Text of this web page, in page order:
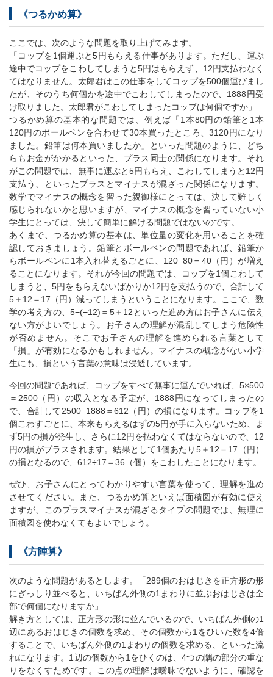
《つるかめ算》
ここでは、次のような問題を取り上げてみます。
「コップを1個運ぶと5円もらえる仕事があります。ただし、運ぶ
途中でコップをこわしてしまうと5円はもらえず、12円支払わなく
てはなりません。太郎君はこの仕事をしてコップを500個運びまし
たが、そのうち何個かを途中でこわしてしまったので、1888円受
け取りました。太郎君がこわしてしまったコップは何個ですか」
つるかめ算の基本的な問題では、例えば「1本80円の鉛筆と1本
120円のボールペンを合わせて30本買ったところ、3120円になり
ました。鉛筆は何本買いましたか」といった問題のように、どち
らもお金がかかるといった、プラス同士の関係になります。それ
がこの問題では、無事に運ぶと5円もらえ、こわしてしまうと12円
支払う、といったプラスとマイナスが混ざった関係になります。
数学でマイナスの概念を習った親御様にとっては、決して難しく
感じられないかと思いますが、マイナスの概念を習っていない小
学生にとっては、決して簡単に解ける問題ではないのです。
あくまで、つるかめ算の基本は、単位量の変化を用いることを確
認しておきましょう。鉛筆とボールペンの問題であれば、鉛筆か
らボールペンに1本入れ替えるごとに、120−80＝40（円）が増え
ることになります。それが今回の問題では、コップを1個こわして
しまうと、5円をもらえないばかりか12円を支払うので、合計して
5＋12＝17（円）減ってしまうということになります。ここで、数
学の考え方の、5−(−12)＝5＋12といった進め方はお子さんに伝え
ない方がよいでしょう。お子さんの理解が混乱してしまう危険性
が否めません。そこでお子さんの理解を進められる言葉として
「損」が有効になるかもしれません。マイナスの概念がない小学
生にも、損という言葉の意味は浸透しています。
今回の問題であれば、コップをすべて無事に運んでいれば、5×500
＝2500（円）の収入となる予定が、1888円になってしまったの
で、合計して2500−1888＝612（円）の損になります。コップを1
個こわすごとに、本来もらえるはずの5円が手に入らないため、ま
ず5円の損が発生し、さらに12円を払わなくてはならないので、12
円の損がプラスされます。結果として1個あたり5＋12＝17（円）
の損となるので、612÷17＝36（個）をこわしたことになります。
ぜひ、お子さんにとってわかりやすい言葉を使って、理解を進め
させてください。また、つるかめ算といえば面積図が有効に使え
ますが、このプラスマイナスが混ざるタイプの問題では、無理に
面積図を使わなくてもよいでしょう。
《方陣算》
次のような問題があるとします。「289個のおはじきを正方形の形
にぎっしり並べると、いちばん外側の1まわりに並ぶおはじきは全
部で何個になりますか」
解き方としては、正方形の形に並んでいるので、いちばん外側の1
辺にあるおはじきの個数を求め、その個数から1をひいた数を4倍
することで、いちばん外側の1まわりの個数を求める、といった流
れになります。1辺の個数から1をひくのは、4つの隅の部分の重な
りをなくすためです。この点の理解は曖昧でないように、確認を